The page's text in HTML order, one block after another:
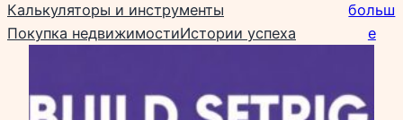
Калькуляторы и инструменты
Покупка недвижимостиИстории успеха
больш
е